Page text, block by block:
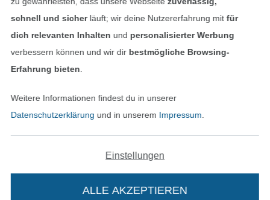
Alle Preise inkl. der gesetzl. MwSt.
Die durchgestrichenen Preise entsprechen dem
bisherigen Preis bei Stoffe Hemmers.
Deutsch
Nederlands
In den niederländischen
Français
In den
schnell und sicherläuft; wir deine Nutzererfahrung mitfür
dich relevanten Inhalten und personalisierter Werbung
verbessern können und wir dir bestmögliche Browsing-
Erfahrung bieten
Weitere Informationen findest du in unserer
Datenschutzerklärung und in unserem Impressum
Einstellungen
ALLE AKZEPTIEREN